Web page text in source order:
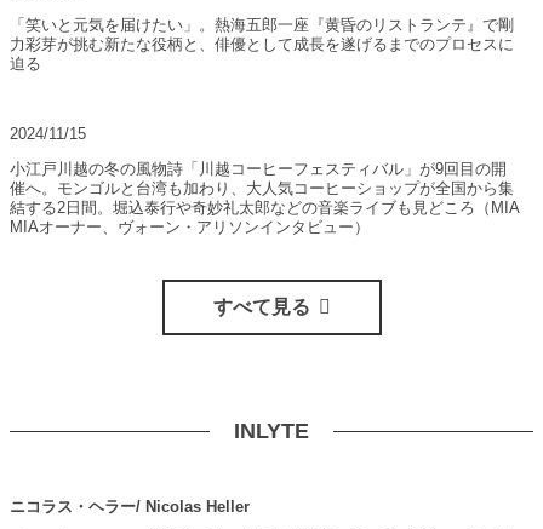
「笑いと元気を届けたい」。熱海五郎一座『黄昏のリストランテ』で剛
力彩芽が挑む新たな役柄と、俳優として成長を遂げるまでのプロセスに
迫る
2024/11/15
小江戸川越の冬の風物詩「川越コーヒーフェスティバル」が9回目の開
催へ。モンゴルと台湾も加わり、大人気コーヒーショップが全国から集
結する2日間。堀込泰行や奇妙礼太郎などの音楽ライブも見どころ（MIA
MIAオーナー、ヴォーン・アリソンインタビュー）
すべて見る
INLYTE
ニコラス・ヘラー/ Nicolas Heller